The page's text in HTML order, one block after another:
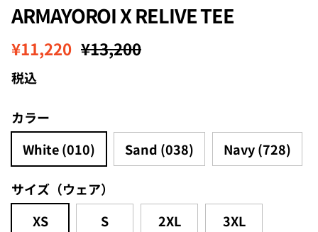
ARMAYOROI X RELIVE TEE
セール価格
¥11,220 定価
¥13,200
税込
カラー
White (010)
Sand (038) Navy (728)
サイズ（ウェア）
XS
S 2XL 3XL